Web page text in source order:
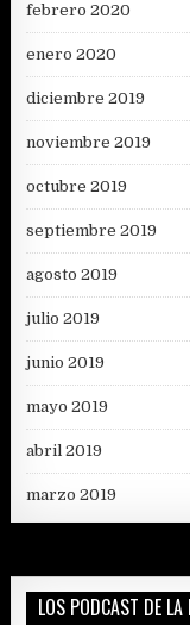
febrero 2020
enero 2020
diciembre 2019
noviembre 2019
octubre 2019
septiembre 2019
agosto 2019
julio 2019
junio 2019
mayo 2019
abril 2019
marzo 2019
LOS PODCAST DE